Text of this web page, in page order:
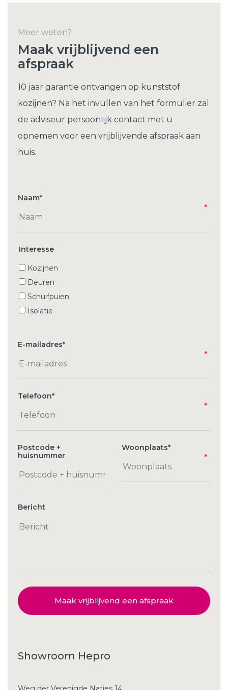
Meer weten?
Maak vrijblijvend een
afspraak
10 jaar garantie ontvangen op kunststof
kozijnen? Na het invullen van het formulier zal
de adviseur persoonlijk contact met u
opnemen voor een vrijblijvende afspraak aan
huis.
Naam*
Interesse
Kozijnen
Deuren
Schuifpuien
Isolatie
E-mailadres*
Telefoon*
Postcode +
huisnummer
Woonplaats*
Bericht
Maak vrijblijvend een afspraak
Showroom Hepro